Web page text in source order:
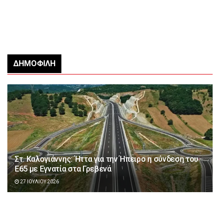
ΔΗΜΟΦΙΛΉ
Στ. Καλογιάννης: Ήττα για την Ήπειρο η σύνδεση του
Ε65 με Εγνατία στα Γρεβενά
27 ΙΟΥΛΊΟΥ 2026